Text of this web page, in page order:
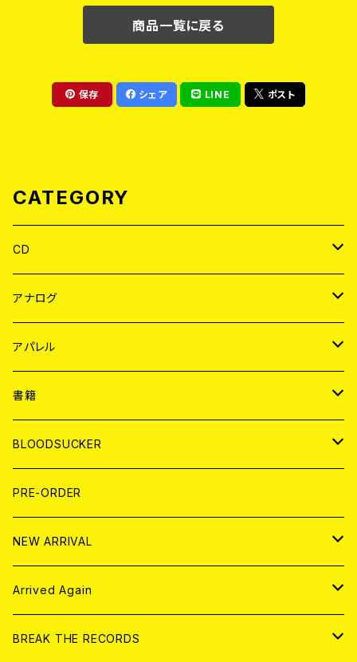
商品一覧に戻る
保存 シェア LINE ポスト
CATEGORY
CD
JAPAN
WORLD
アナログ
JAPAN
７EP
LP
WORLD
7EP
LP
アパレル
JAPAN
T-shirt
HOOD
WORLD
T-shirt
HOOD
書籍
MAGAZINE
BOLLOCKS
EL ZINE
写真集 (PHOTOBOOK)
BLOODSUCKER
CD
アナログ
アパレル
書籍
PRE-ORDER
NEW ARRIVAL
CD
アナログ
Arrived Again
CD
BREAK THE RECORDS